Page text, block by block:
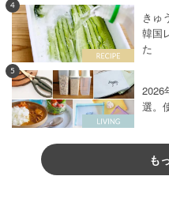
4
きゅ
韓国
た
5
2026
選。
も